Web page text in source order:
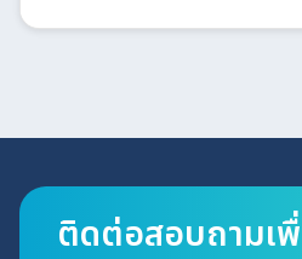
ติดต่อสอบถามเ